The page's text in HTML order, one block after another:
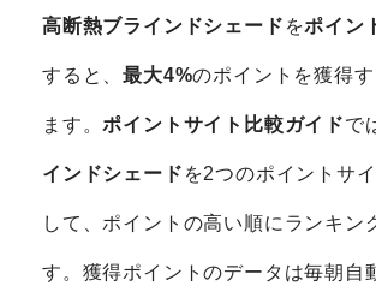
高断熱ブラインドシェード をポイン
すると、最大4%のポイントを獲得
ます。ポイントサイト比較ガイドで
インドシェード を2つのポイントサ
して、ポイントの高い順にランキン
す。獲得ポイントのデータは毎朝自